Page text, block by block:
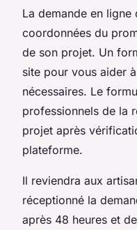
La demande en ligne
coordonnées du
de son projet. Un
site pour vous aider
nécessaires. Le
professionnels de la
projet après
plateforme.
Il reviendra aux
réceptionné la
après 48 heures et